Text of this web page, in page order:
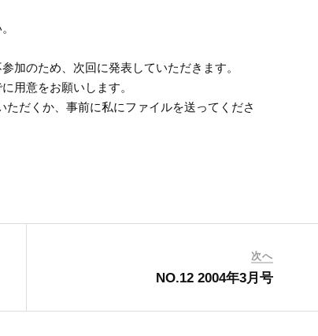
加のため、次回に発表していただきます。
用意をお願いします。
だくか、事前に私にファイルを送ってくださ
次へ
NO.12 2004年3月号